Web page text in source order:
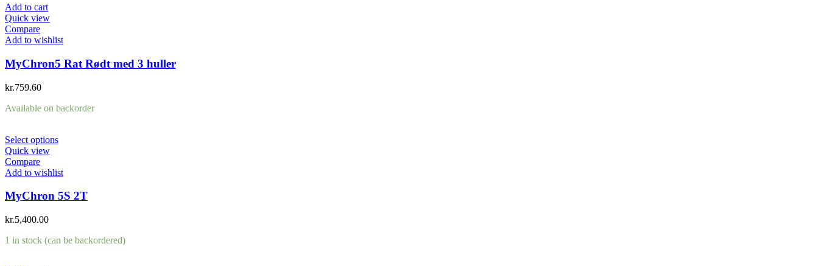
Add to cart
Quick view
Compare
Add to wishlist
MyChron5 Rat Rødt med 3 huller
kr.759.60
Available on backorder
Select options
Quick view
Compare
Add to wishlist
MyChron 5S 2T
kr.5,400.00
1 in stock (can be backordered)